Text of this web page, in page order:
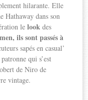
hilarante. Elle
Hathaway dans son
lelook des
ils sont passés à
sapés en casual’
qui s’est
de Niro de
vintage.